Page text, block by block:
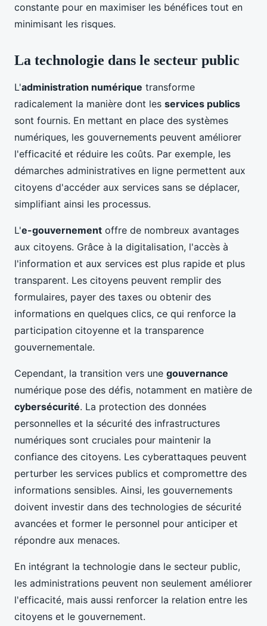
constante pour en maximiser les bénéfices tout en
minimisant les risques.
La technologie dans le secteur public
L'administration numérique transforme
radicalement la manière dont les services publics
sont fournis. En mettant en place des systèmes
numériques, les gouvernements peuvent améliorer
l'efficacité et réduire les coûts. Par exemple, les
démarches administratives en ligne permettent aux
citoyens d'accéder aux services sans se déplacer,
simplifiant ainsi les processus.
L'e-gouvernement offre de nombreux avantages
aux citoyens. Grâce à la digitalisation, l'accès à
l'information et aux services est plus rapide et plus
transparent. Les citoyens peuvent remplir des
formulaires, payer des taxes ou obtenir des
informations en quelques clics, ce qui renforce la
participation citoyenne et la transparence
gouvernementale.
Cependant, la transition vers une gouvernance
numérique pose des défis, notamment en matière de
cybersécurité. La protection des données
personnelles et la sécurité des infrastructures
numériques sont cruciales pour maintenir la
confiance des citoyens. Les cyberattaques peuvent
perturber les services publics et compromettre des
informations sensibles. Ainsi, les gouvernements
doivent investir dans des technologies de sécurité
avancées et former le personnel pour anticiper et
répondre aux menaces.
En intégrant la technologie dans le secteur public,
les administrations peuvent non seulement améliorer
l'efficacité, mais aussi renforcer la relation entre les
citoyens et le gouvernement.